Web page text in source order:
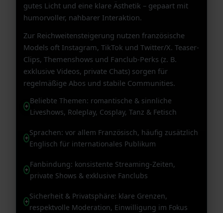
gutes Licht und eine klare Ästhetik – gepaart mit
humorvoller, nahbarer Interaktion.
Zur Reichweitensteigerung nutzen französische
Models oft Instagram, TikTok und Twitter/X. Teaser-
Clips, Themenshows und Fanclub-Perks (z. B.
exklusive Videos, private Chats) sorgen für
regelmäßige Abos und stabile Communities.
Beliebte Themen: romantische & sinnliche
Liveshows, Roleplay, Cosplay, Tanz & Fetisch
Sprachen: vor allem Französisch, häufig zusätzlich
Englisch für internationales Publikum
Fanbindung: konsistente Streaming-Zeiten,
private Shows & exklusive Fanclubs
Sicherheit & Privatsphäre: klare Grenzen,
respektvolle Moderation, Einwilligung im Fokus